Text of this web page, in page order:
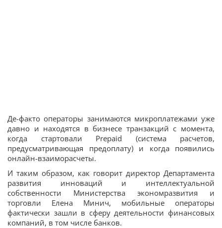
Де-факто операторы занимаются микроплатежами уже
давно и находятся в бизнесе транзакций с момента,
когда стартовали Prepaid (система расчетов,
предусматривающая предоплату) и когда появились
онлайн-взаиморасчеты.
И таким образом, как говорит директор Департамента
развития инноваций и интеллектуальной
собственности Министерства экономразвития и
торговли Елена Минич, мобильные операторы
фактически зашли в сферу деятельности финансовых
компаний, в том числе банков.